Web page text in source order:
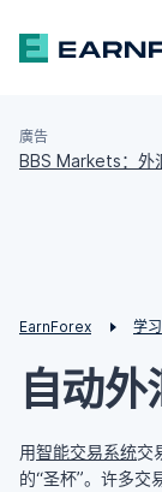
廣告
BBS Markets：外
EarnForex 学习
自动
用智能交易系统交
的“圣杯”。许多交